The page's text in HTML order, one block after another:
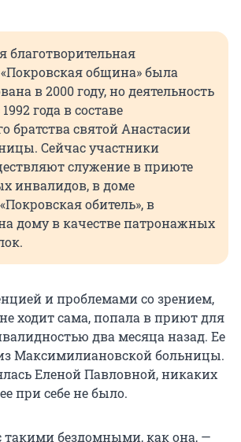
благотворительная
община» была
в 2000 году, но деятельность
года в составе
братства святой Анастасии
Сейчас участники
служение в приюте
инвалидов, в доме
обитель», в
дому в качестве патронажных
и проблемами со зрением,
ходит сама, попала в приют для
два месяца назад. Ее
Максимилиановской больницы.
Еленой Павловной, никаких
при себе не было.
такими бездомными, как она, —